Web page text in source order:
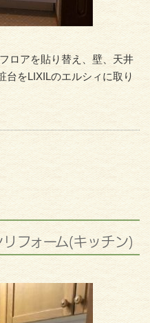
ロアを貼り替え、壁、天井
台をLIXILのエルシィに取り
フォーム(キッチン)